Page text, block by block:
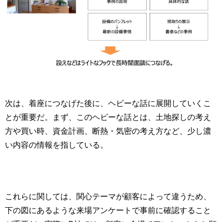
次は、着座につなげた後に、ヘビーな話に展開していくこ
とが重要だ。まず、このヘビーな話とは、土地探しの考え
方や買い時、資金計画、断熱・気密の考え方など、少し濃
い内容の情報を指している。
これらに関しては、関心テーマが顧客によって違うため、
下の図にあるような来場アンケートで事前に確認すること